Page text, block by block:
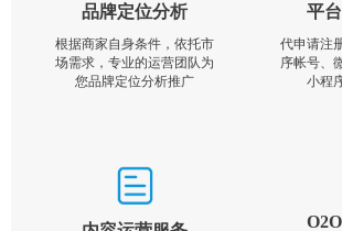
品牌定位分析
根据商家自身条件，依托市
场需求，专业的运营团队为
您品牌定位分析推广
平
代申请注
序帐号、
小程